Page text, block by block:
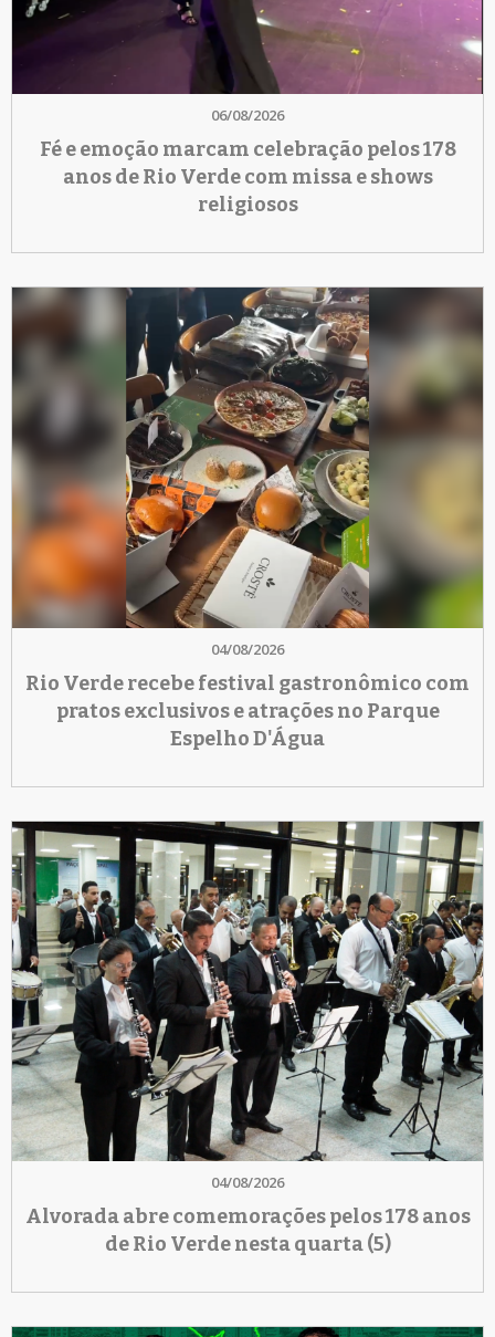
06/08/2026
Fé e emoção marcam celebração pelos 178
anos de Rio Verde com missa e shows
religiosos
04/08/2026
Rio Verde recebe festival gastronômico com
pratos exclusivos e atrações no Parque
Espelho D'Água
04/08/2026
Alvorada abre comemorações pelos 178 anos
de Rio Verde nesta quarta (5)